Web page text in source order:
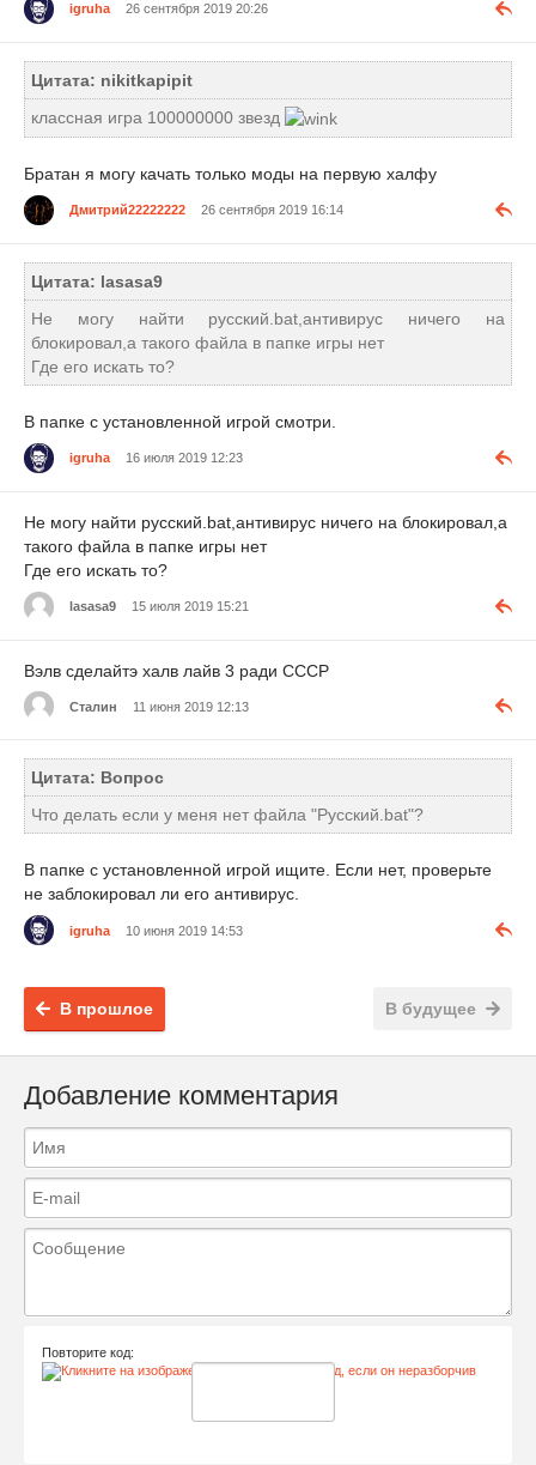
igruha 26 сентября 2019 20:26
Цитата: nikitkapipit
классная игра 100000000 звезд
Братан я могу качать только моды на первую халфу
Дмитрий22222222 26 сентября 2019 16:14
Цитата: lasasa9
Не могу найти русский.bat,антивирус ничего на
блокировал,а такого файла в папке игры нет
Где его искать то?
В папке с установленной игрой смотри.
igruha 16 июля 2019 12:23
Не могу найти русский.bat,антивирус ничего на блокировал,а
такого файла в папке игры нет
Где его искать то?
lasasa9 15 июля 2019 15:21
Вэлв сделайтэ халв лайв 3 ради СССР
Сталин 11 июня 2019 12:13
Цитата: Вопрос
Что делать если у меня нет файла "Русский.bat"?
В папке с установленной игрой ищите. Если нет, проверьте
не заблокировал ли его антивирус.
igruha 10 июня 2019 14:53
В будущее
В прошлое
Добавление комментария
Повторите код: